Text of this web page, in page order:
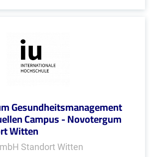
Gesundheitsmanagement
Campus - Novotergum
Witten
Standort Witten